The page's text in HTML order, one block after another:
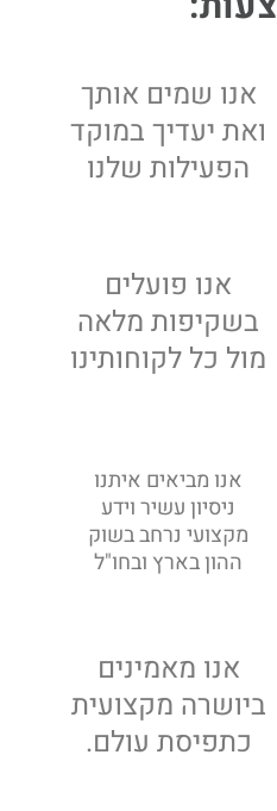
אנו שמים אותך
ואת יעדיך במוקד
הפעילות שלנו
אנו פועלים
בשקיפות מלאה
מול כל לקוחותינו
אנו מאמינים
ביושרה מקצועית
כתפיסת עולם.
אנו מביאים איתנו
ניסיון עשיר וידע
מקצועי נרחב בשוק
ההון בארץ ובחו"ל